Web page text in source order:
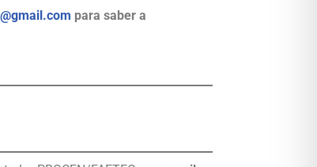
para saber a